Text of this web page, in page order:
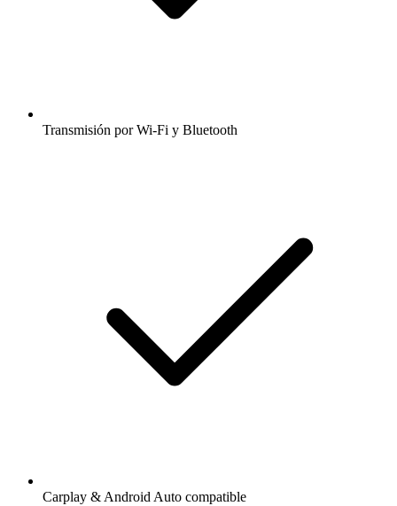
Transmisión por Wi-Fi y Bluetooth
Carplay & Android Auto compatible